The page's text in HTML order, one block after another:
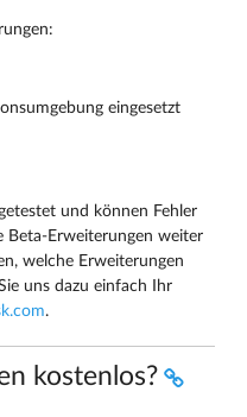
eingesetzt
und können Fehler
Beta-Erweiterungen weiter
welche Erweiterungen
uns dazu einfach Ihr
.com.
kostenlos?